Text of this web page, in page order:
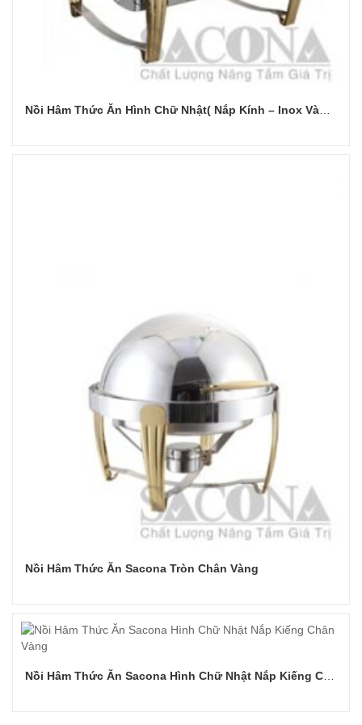
Nồi Hâm Thức Ăn Hình Chữ Nhật( Nắp Kính – Inox Vàng)
Nồi Hâm Thức Ăn Sacona Tròn Chân Vàng
Nồi Hâm Thức Ăn Sacona Hình Chữ Nhật Nắp Kiếng Chân Vàng